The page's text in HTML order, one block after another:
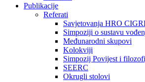
Publikacije
Referati
Savjetovanja HRO
Simpoziji o sustavu
Međunarodni skupovi
Kolokviji​
Simpozij Povijest i
SEERC
Okrugli stolovi